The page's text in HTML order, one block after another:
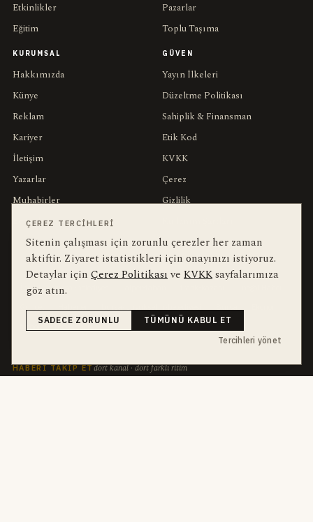
Etkinlikler
Eğitim
Pazarlar
Toplu Taşıma
KURUMSAL
Hakkımızda
Künye
Reklam
Kariyer
İletişim
Yazarlar
Muhabirler
Editörler
GÜVEN
Yayın İlkeleri
Düzeltme Politikası
Sahiplik & Finansman
Etik Kod
KVKK
Çerez
Gizlilik
YEREL ARANANLAR bu hafta en çok aranan
İnegöl inegol-belediyesi
HABERI TAKIP ETdört kanal · dört farklı ritim
ÇEREZ TERCIHLERI
Sitenin çalışması için zorunlu çerezler her zaman
aktiftir. Ziyaret istatistikleri için onayınızı istiyoruz.
Detaylar için Çerez Politikasıve KVKKsayfalarımıza
göz atın.
SADECE ZORUNLU
TÜMÜNÜ KABUL ET
Tercihleri yönet